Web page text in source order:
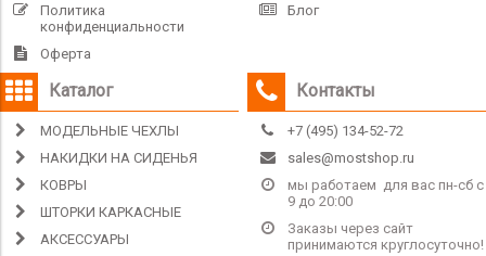
Политика
конфиденциальности
Оферта
Блог
Каталог
МОДЕЛЬНЫЕ ЧЕХЛЫ
НАКИДКИ НА СИДЕНЬЯ
КОВРЫ
ШТОРКИ КАРКАСНЫЕ
АКСЕССУАРЫ
Контакты
+7 (495) 134-52-72
sales@mostshop.ru
мы работаем для вас пн-сб с
9 до 20:00
Заказы через сайт
принимаются круглосуточно!